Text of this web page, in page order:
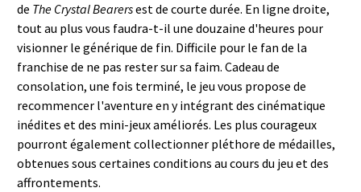
de The Crystal Bearersest de courte durée. En ligne droite,
tout au plus vous faudra-t-il une douzaine d'heures pour
visionner le générique de fin. Difficile pour le fan de la
franchise de ne pas rester sur sa faim. Cadeau de
consolation, une fois terminé, le jeu vous propose de
recommencer l'aventure en y intégrant des cinématique
inédites et des mini-jeux améliorés. Les plus courageux
pourront également collectionner pléthore de médailles,
obtenues sous certaines conditions au cours du jeu et des
affrontements.